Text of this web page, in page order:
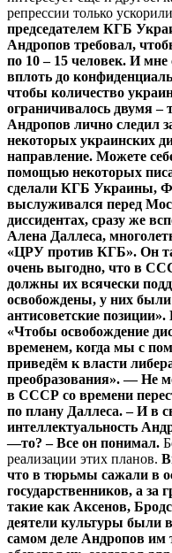
репрессии только
председателем КГБ
Андропов требовал,
по 10–15 человек. И мне
вплоть до
чтобы количество
ограничивалось двумя –
Андропов лично следил
некоторых украинских
направление. Можете
помощью некоторых
сделали КГБ Украины,
выслуживался перед
диссидентах, сразу же
Алена Даллеса,
«ЦРУ против КГБ». Он
очень выгодно, что в
должны их всячески
освобождены, у них были
антисоветские позиции».
«Чтобы освобождение
временем, когда мы с
приведём к власти
преобразования». —Не
в СССР со времени
по плану Даллеса.– И в
интеллектуальность
—то?– Все он понимал.
реализации этих планов.
что в тюрьмы сажали в
государственников, а за
такие как Аксенов,
деятели культуры были
самом деле Андропов им